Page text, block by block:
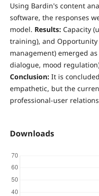
Using Bardin's content
software, the responses
model. Results:Capacity
training), and
management) emerged
dialogue, mood
Conclusion:It is
empathetic, but the
professional-user
Downloads